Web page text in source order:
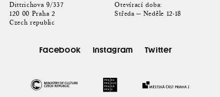
Dittrichova 9/337
120 00 Praha 2
Czech republic
Otevírací doba:
Středa — Neděle 12-18
Facebook Instagram Twitter